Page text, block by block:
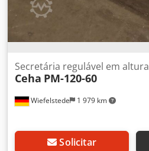
Wiefelstede 1 979 km
Secretária regulável em altura
Ceha PM-120-60
Solicitar